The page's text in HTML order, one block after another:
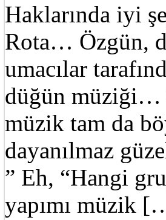
Haklarında iyi
Rota… Özgün,
umacılar
düğün müziği…
müzik tam da
dayanılmaz
” Eh, “Hangi
yapımı müzik